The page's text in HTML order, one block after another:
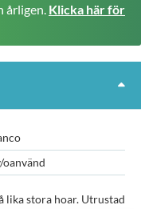
årligen. Klicka här för
oanvänd
lika stora hoar. Utrustad